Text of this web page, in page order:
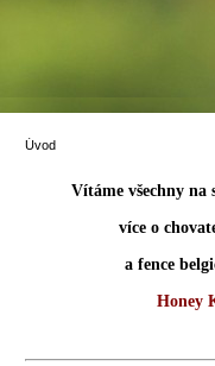
Úvod
Vítáme všechny na
více o
a fence
Honey